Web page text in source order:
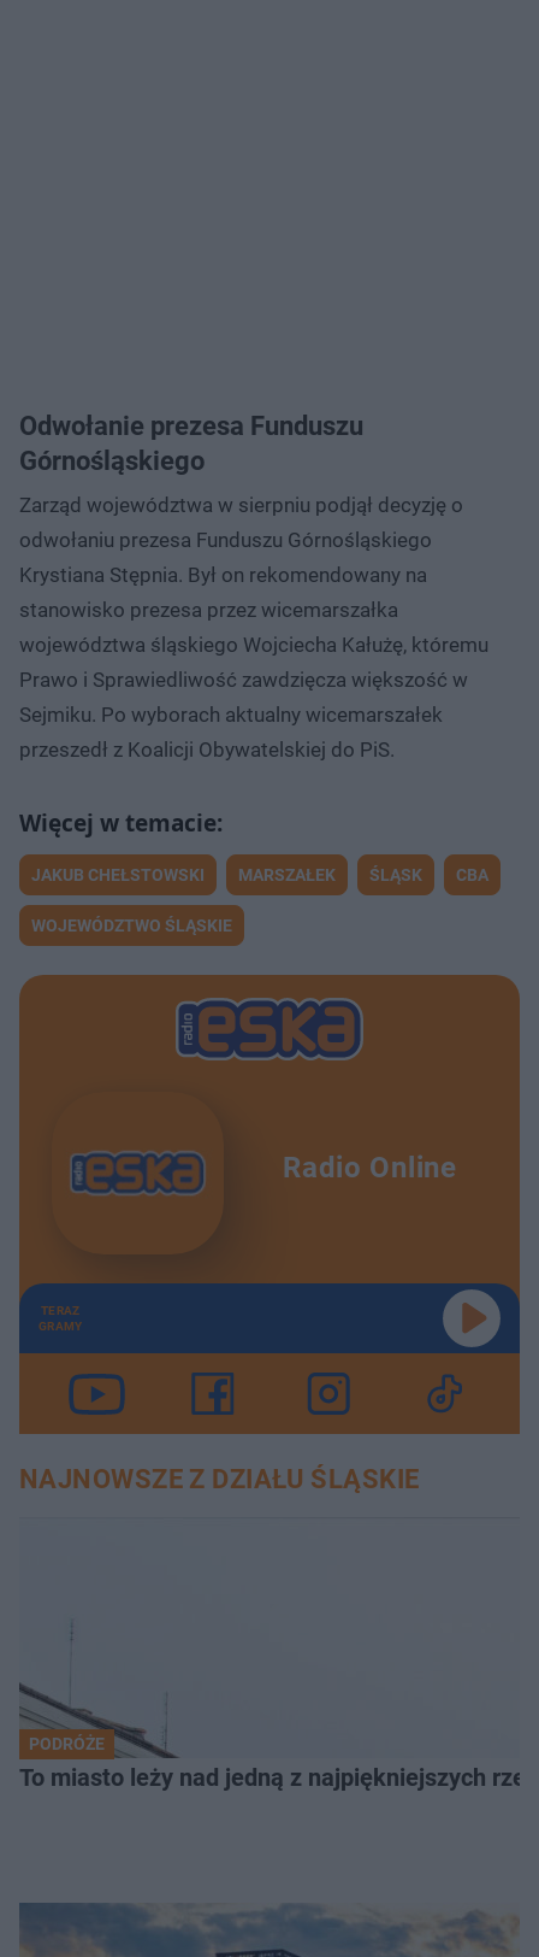
Odwołanie prezesa Funduszu
Górnośląskiego
Zarząd województwa w sierpniu podjął decyzję o
odwołaniu prezesa Funduszu Górnośląskiego
Krystiana Stępnia. Był on rekomendowany na
stanowisko prezesa przez wicemarszałka
województwa śląskiego Wojciecha Kałużę, któremu
Prawo i Sprawiedliwość zawdzięcza większość w
Sejmiku. Po wyborach aktualny wicemarszałek
przeszedł z Koalicji Obywatelskiej do PiS.
JAKUB CHEŁSTOWSKI MARSZAŁEK ŚLĄSK CBA
WOJEWÓDZTWO ŚLĄSKIE
Radio Online
TERAZ
GRAMY
NAJNOWSZE Z DZIAŁU ŚLĄSKIE
PODRÓŻE
To miasto leży nad jedną z najpiękniejszych